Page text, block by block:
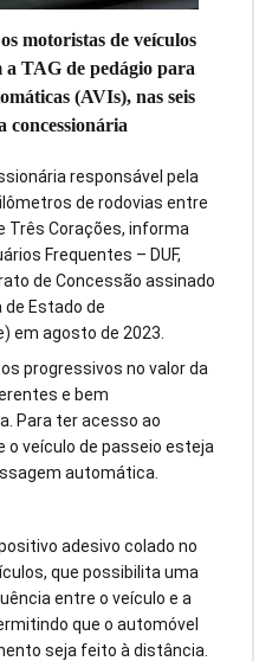
motoristas de veículos
a TAG de pedágio para
(AVIs), nas seis
concessionária
responsável pela
de rodovias entre
Três Corações, informa
Frequentes – DUF,
de Concessão assinado
de Estado de
em agosto de 2023.
progressivos no valor da
e bem
Para ter acesso ao
o veículo de passeio esteja
automática.
adesivo colado no
que possibilita uma
entre o veículo e a
que o automóvel
seja feito à distância.